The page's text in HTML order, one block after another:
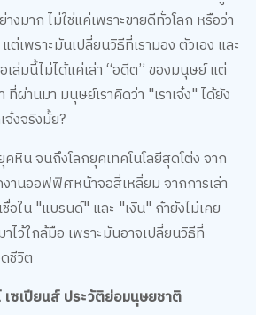
งมาก ไม่ใช่แค่เพราะขายดีทั่วโลก หรือว่า
ต่เพราะมันเปลี่ยนวิธีที่เรามอง ตัวเอง และ
เล่มนี้ไม่ได้แค่เล่า “อดีต” ของมนุษย์ แต่
ผ่านมา มนุษย์เราคิดว่า "เราเจ๋ง" ได้ยัง
จ๋งจริงมั้ย?
หิน จนถึงโลกยุคเทคโนโลยีสุดโต่ง จาก
านออฟฟิศหน้าจอสี่เหลี่ยม จากการเล่า
อใน "แบรนด์" และ "เงิน" ถ้ายังไม่เคย
ไว้ใกล้มือ เพราะมันอาจเปลี่ยนวิธีที่
ชีวิต
ซเปียนส์ ประวัติย่อมนุษยชาติ